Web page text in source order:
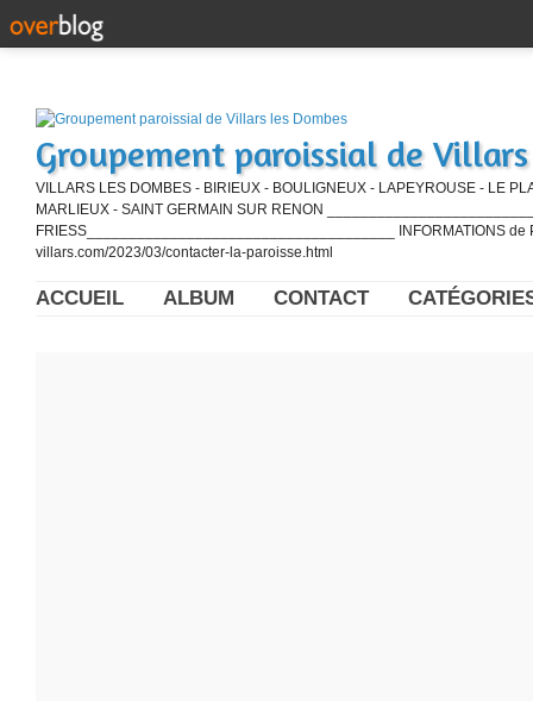
Groupement paroissial de
VILLARS LES DOMBES - BIRIEUX - BOULIGNEUX - LAPEYROUSE - LE
MARLIEUX - SAINT GERMAIN SUR RENON
FRIESS_____________________________________ INFORMATIONS de
villars.com/2023/03/contacter-la-paroisse.html
ACCUEIL ALBUM CONTACT